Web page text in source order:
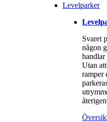
Levelparker
Svaret
någon
handlar
Utan
ramper